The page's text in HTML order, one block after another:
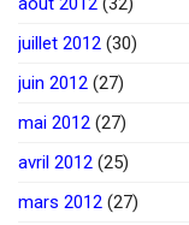
juillet 2012 (30)
juin 2012 (27)
mai 2012 (27)
avril 2012 (25)
mars 2012 (27)